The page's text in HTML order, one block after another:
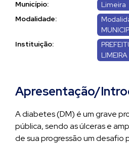
Município:
Limeira
Modalidade:
Instituição:
LIMEIRA
Apresentação/
A diabetes (DM) é um grave
pública, sendo as úlceras e
de sua progressão um desafio